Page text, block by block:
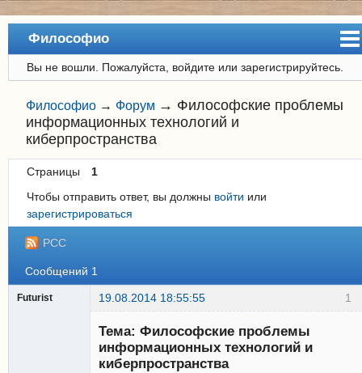
Философио
Сайт
Форум
Регистрация
Вход
Вы не вошли. Пожалуйста, войдите или зарегистрируйтесь.
Философио → Форум → Философские проблемы
информационных технологий и
киберпространства
Страницы
1
Чтобы отправить ответ, вы должны войти или
зарегистрироваться
РСС
Сообщений 1
1
Futurist 19.08.2014 18:55:55
Тема: Философские проблемы
информационных технологий и
киберпространства